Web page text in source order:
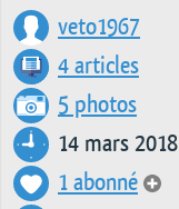
veto1967
4 articles
5 photos
14 mars 2018
1 abonné